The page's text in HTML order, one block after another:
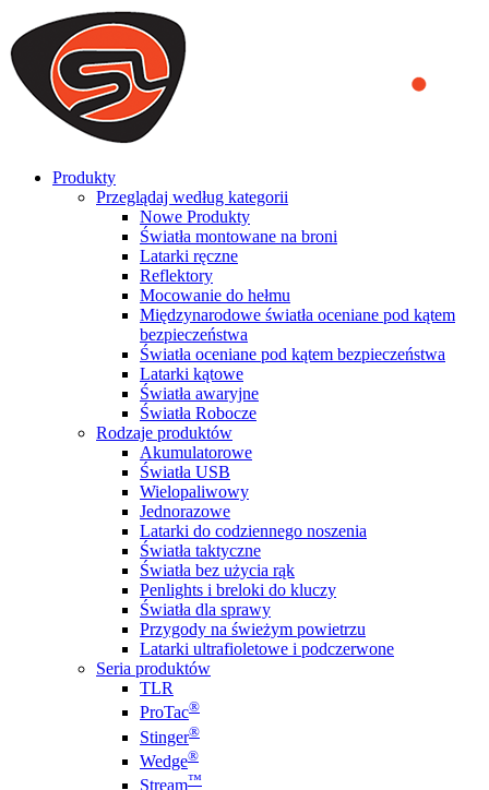
We use cookies to ensure that we provide you the best experience
on our website. By continuing to browse this website, you accept
that cookies are used to help us analyze how the website is used and
to offer you a better experience. To learn more or to find out how
you can disable cookies, you can access our
Produkty
Przeglądaj według kategorii
Nowe Produkty
Światła montowane na broni
Latarki ręczne
Reflektory
Mocowanie do hełmu
Międzynarodowe światła oceniane pod kątem
bezpieczeństwa
Światła oceniane pod kątem bezpieczeństwa
Latarki kątowe
Światła awaryjne
Światła Robocze
Rodzaje produktów
Akumulatorowe
Światła USB
Wielopaliwowy
Jednorazowe
Latarki do codziennego noszenia
Światła taktyczne
Światła bez użycia rąk
Penlights i breloki do kluczy
Światła dla sprawy
Przygody na świeżym powietrzu
Latarki ultrafioletowe i podczerwone
Seria produktów
TLR
ProTac®
Stinger®
Wedge®
Stream™